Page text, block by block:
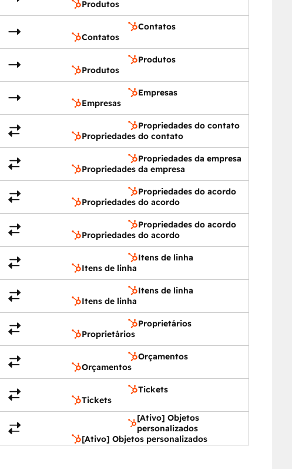
Produtos
Contatos
Contatos
Produtos
Produtos
Empresas
Empresas
Propriedades do contato
Propriedades do contato
Propriedades da empresa
Propriedades da empresa
Propriedades do acordo
Propriedades do acordo
Propriedades do acordo
Propriedades do acordo
Itens de linha
Itens de linha
Itens de linha
Itens de linha
Proprietários
Proprietários
Orçamentos
Orçamentos
Tickets
Tickets
[Ativo] Objetos
personalizados
[Ativo] Objetos personalizados